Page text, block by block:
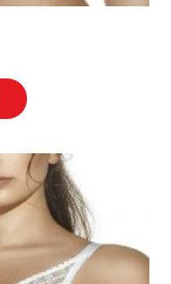
múltiples
variantes.
Las
opciones